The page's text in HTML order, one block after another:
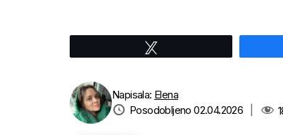
Napisala: Elena
Posodobljeno 02.04.2026